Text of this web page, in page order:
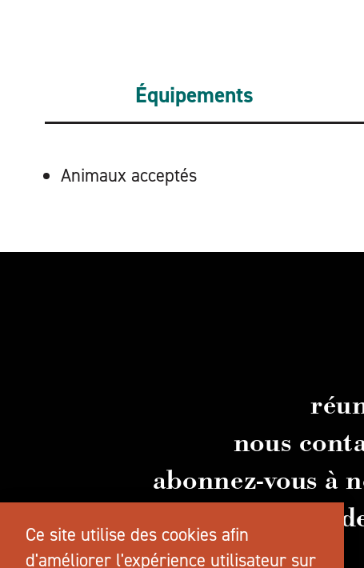
Équipements
ÉQUIPEMENTS
Animaux acceptés
nous
abonnez-vous à
Ce site utilise des cookies afin
d'améliorer l'expérience utilisateur sur